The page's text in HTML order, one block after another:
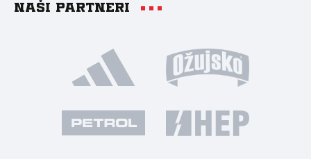
Naši partneri